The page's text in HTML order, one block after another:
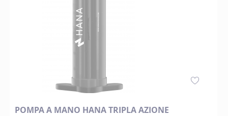
POMPA A MANO HANA TRIPLA AZIONE